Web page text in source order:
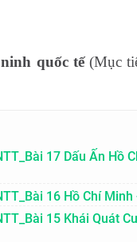
quốc tế(Mục
17 Dấu Ấn Hồ
16 Hồ Chí
15 Khái Quát